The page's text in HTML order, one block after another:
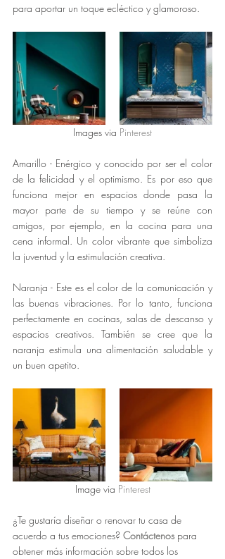
para aportar un toque ecléctico y glamoroso.
Images via Pinterest
Amarillo - Enérgico y conocido por ser el color
de la felicidad y el optimismo. Es por eso que
funciona mejor en espacios donde pasa la
mayor parte de su tiempo y se reúne con
amigos, por ejemplo, en la cocina para una
cena informal. Un color vibrante que simboliza
la juventud y la estimulación creativa.
Naranja - Este es el color de la comunicación y
las buenas vibraciones. Por lo tanto, funciona
perfectamente en cocinas, salas de descanso y
espacios creativos. También se cree que la
naranja estimula una alimentación saludable y
un buen apetito.
Image via Pinterest
¿Te gustaría diseñar o renovar tu casa de
acuerdo a tus emociones? Contáctenos para
obtener más información sobre todos los